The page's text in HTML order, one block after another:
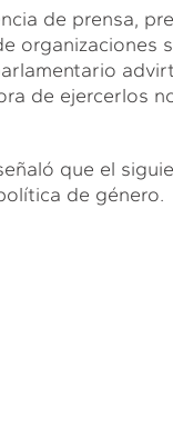
de prensa,
organizaciones
de ejercerlos
que el
de género.